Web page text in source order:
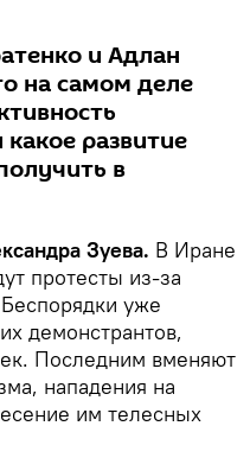
и Адлан
на самом деле
развитие
в
Зуева. В Иране
протесты из-за
уже
демонстрантов,
Последним вменяют
нападения на
им телесных